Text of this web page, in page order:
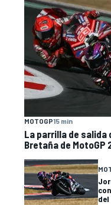
MOTOGP15 min
La parrilla de salida
Bretaña de MotoGP